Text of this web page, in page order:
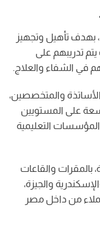
بهدف تأهيل وتجهيز
تدريبهم على
في الشفاء والعلاج.
والمتخصصين،
على المستويين
التعليمية
بالمقرات والقاعات
والجيزة،
من داخل مصر